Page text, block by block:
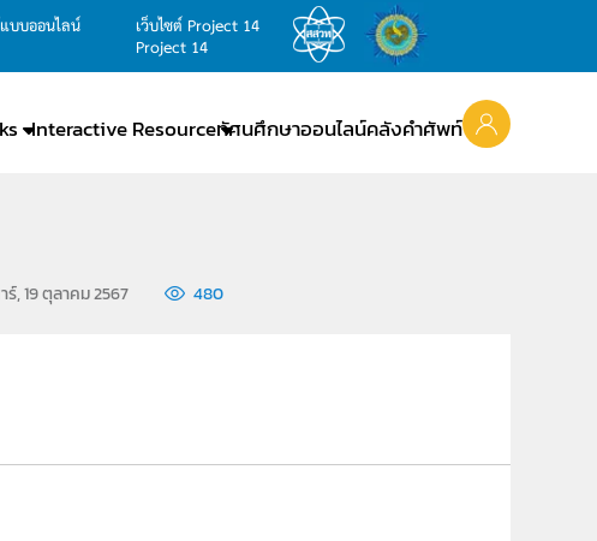
บบออนไลน์
เว็บไซต์ Project 14
Project 14
Interactive Resourceทัศนศึกษาออนไลน์คลังคำศัพท์
ร์, 19 ตุลาคม 2567 480